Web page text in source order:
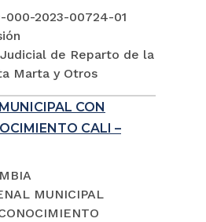
000-2023-00724-01
de Reparto de la
Marta y Otros
CON
CALI –
MUNICIPAL